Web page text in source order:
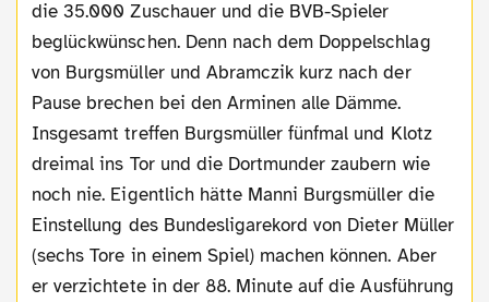
die 35.000 Zuschauer und die BVB-Spieler
beglückwünschen. Denn nach dem Doppelschlag
von Burgsmüller und Abramczik kurz nach der
Pause brechen bei den Arminen alle Dämme.
Insgesamt treffen Burgsmüller fünfmal und Klotz
dreimal ins Tor und die Dortmunder zaubern wie
noch nie. Eigentlich hätte Manni Burgsmüller die
Einstellung des Bundesligarekord von Dieter Müller
(sechs Tore in einem Spiel) machen können. Aber
er verzichtete in der 88. Minute auf die Ausführung